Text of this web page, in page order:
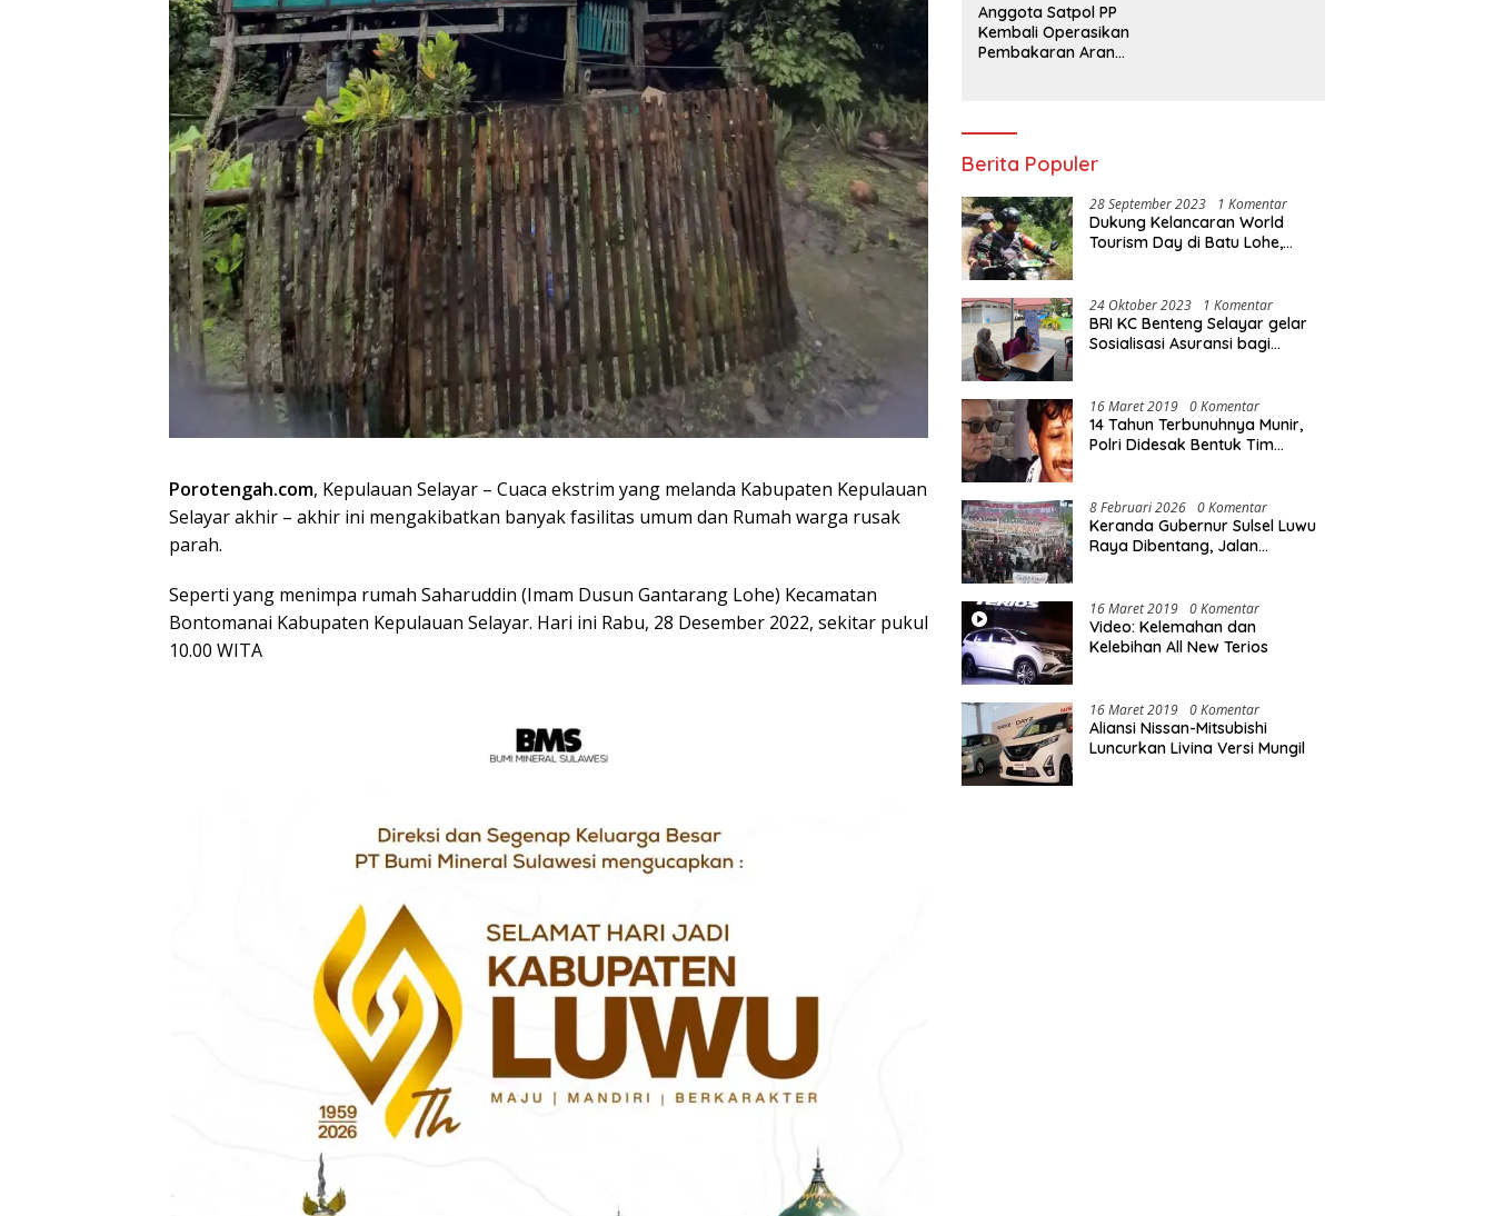
Porotengah.com, Kepulauan Selayar – Cuaca ekstrim yang melanda Kabupaten Kepulauan
Selayar akhir – akhir ini mengakibatkan banyak fasilitas umum dan Rumah warga rusak
parah.
Seperti yang menimpa rumah Saharuddin (Imam Dusun Gantarang Lohe) Kecamatan
Bontomanai Kabupaten Kepulauan Selayar. Hari ini Rabu, 28 Desember 2022, sekitar pukul
10.00 WITA
Anggota Satpol PP
Kembali Operasikan
Pembakaran Arang,
Berita Populer
28 September 2023 1 Komentar
Dukung Kelancaran World
Tourism Day di Batu Lohe,
Motor Dinas
24 Oktober 2023 1 Komentar
BRI KC Benteng Selayar gelar
Sosialisasi Asuransi bagi
16 Maret 2019 0 Komentar
14 Tahun Terbunuhnya Munir,
Polri Didesak Bentuk Tim
8 Februari 2026 0 Komentar
Keranda Gubernur Sulsel Luwu
Raya Dibentang, Jalan
16 Maret 2019 0 Komentar
Video: Kelemahan dan
Kelebihan All New Terios
16 Maret 2019 0 Komentar
Aliansi Nissan-Mitsubishi
Luncurkan Livina Versi Mungil